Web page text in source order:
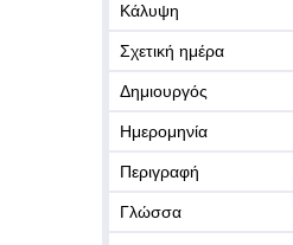
Κάλυψη
Σχετική ημέρα
Δημιουργός
Ημερομηνία
Περιγραφή
Γλώσσα